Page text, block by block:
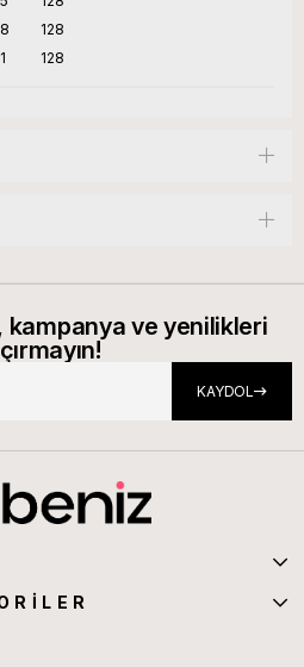
128
128
kampanya ve yenilikleri
KAYDOL